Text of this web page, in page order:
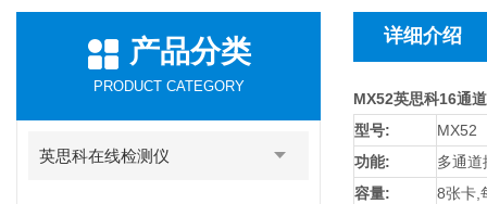
产品分类
PRODUCT CATEGORY
英思科在线检测仪
详细介绍
MX52英思科16通
型号:
MX52
功能:
多通道
容量:
8张卡,